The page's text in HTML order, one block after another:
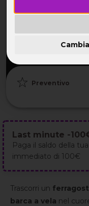
15 Ago
Preventivo
Last minute -
Paga il saldo della
immediato di 100€
Trascorri un
barca a vela nel